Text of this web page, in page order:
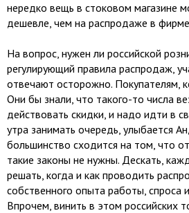
нередко вещь в стоковом магазине
дешевле, чем на распродаже в
На вопрос, нужен ли российской
регулирующий правила распродаж,
отвечают осторожно. Покупателям,
Они бы знали, что такого-то числа
действовать скидки, и надо идти в
утра занимать очередь, улыбается
большинство сходится на том, что
такие законы не нужны. Дескать,
решать, когда и как проводить
собственного опыта работы, спроса
Впрочем, винить в этом российских